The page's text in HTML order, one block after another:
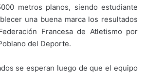
metros planos, siendo estudiante
una buena marca los resultados
Francesa de Atletismo por
del Deporte.
se esperan luego de que el equipo